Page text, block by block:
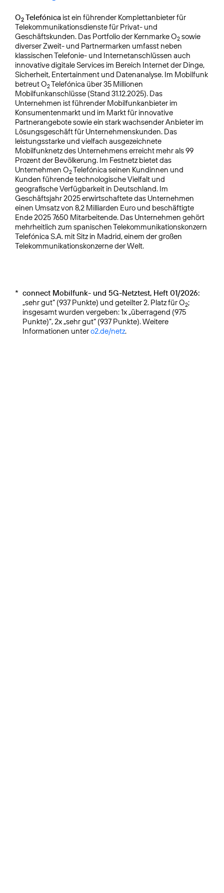
O2 Telefónica ist ein führender Komplettanbieter für
Telekommunikationsdienste für Privat- und
Geschäftskunden. Das Portfolio der Kernmarke O2 sowie
diverser Zweit- und Partnermarken umfasst neben
klassischen Telefonie- und Internetanschlüssen auch
innovative digitale Services im Bereich Internet der Dinge,
Sicherheit, Entertainment und Datenanalyse. Im Mobilfunk
betreut O2Telefónica über 35 Millionen
Mobilfunkanschlüsse (Stand 31.12.2025). Das
Unternehmen ist führender Mobilfunkanbieter im
Konsumentenmarkt und im Markt für innovative
Partnerangebote sowie ein stark wachsender Anbieter im
Lösungsgeschäft für Unternehmenskunden. Das
leistungsstarke und vielfach ausgezeichnete
Mobilfunknetz des Unternehmens erreicht mehr als 99
Prozent der Bevölkerung. Im Festnetz bietet das
Unternehmen O2Telefónica seinen Kundinnen und
Kunden führende technologische Vielfalt und
geografische Verfügbarkeit in Deutschland. Im
Geschäftsjahr 2025 erwirtschaftete das Unternehmen
einen Umsatz von 8,2 Milliarden Euro und beschäftigte
Ende 2025 7650 Mitarbeitende. Das Unternehmen gehört
mehrheitlich zum spanischen Telekommuni­kationskonzern
Telefónica S.A. mit Sitz in Madrid, einem der großen
Telekommunikationskonzerne der Welt.
* connect Mobilfunk- und 5G-Netztest, Heft 01/2026:
„sehr gut“ (937 Punkte) und geteilter 2. Platz für O2;
insgesamt wurden vergeben: 1x „überragend (975
Punkte)“, 2x „sehr gut“ (937 Punkte). Weitere
Informationen untero2.de/netz.